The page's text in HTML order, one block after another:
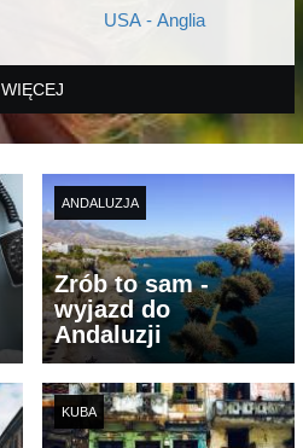
USA - Anglia
WIĘCEJ
ANDALUZJA
Zrób to sam -
wyjazd do
Andaluzji
KUBA